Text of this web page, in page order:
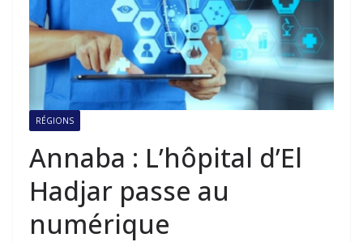
RÉGIONS
Annaba : L’hôpital d’El
Hadjar passe au
numérique